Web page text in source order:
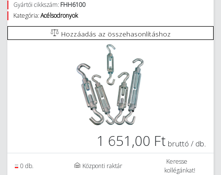
Gyártói cikkszám: FHH6100
Kategória:Acélsodronyok
Hozzáadás az összehasonlításhoz
1 651,00 Ft bruttó / db.
0 db. Központi raktár
Keresse
kollégánkat!